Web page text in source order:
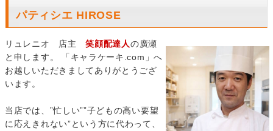
パティシエ HIROSE
リュレニオ 店主笑顔配達人の廣瀬
と申します。 「キャラケーキ.com」へ
お越しいただきましてありがとうござ
います。
当店では、”忙しい””子どもの高い要望
に応えきれない”という方に代わって、